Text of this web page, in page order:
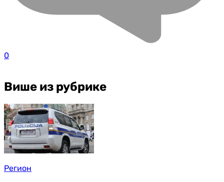
0
Више из рубрике
Регион